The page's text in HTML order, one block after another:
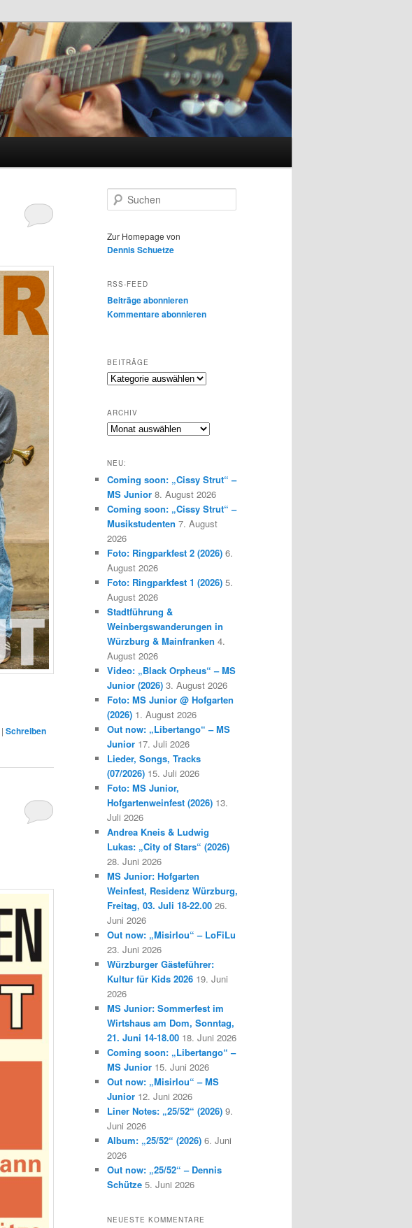
| Schreiben
u
h
e
Zur Homepage von
Dennis Schuetze
RSS-FEED
Beiträge abonnieren
Kommentare abonnieren
BEITRÄGE
Beiträge
ARCHIV
Archiv
NEU:
Coming soon: „Cissy Strut“ –
MS Junior 8. August 2026
Coming soon: „Cissy Strut“ –
Musikstudenten 7. August
2026
Foto: Ringparkfest 2 (2026) 6.
August 2026
Foto: Ringparkfest 1 (2026) 5.
August 2026
Stadtführung &
Weinbergswanderungen in
Würzburg & Mainfranken 4.
August 2026
Video: „Black Orpheus“ – MS
Junior (2026) 3. August 2026
Foto: MS Junior @ Hofgarten
(2026) 1. August 2026
Out now: „Libertango“ – MS
Junior 17. Juli 2026
Lieder, Songs, Tracks
(07/2026) 15. Juli 2026
Foto: MS Junior,
Hofgartenweinfest (2026) 13.
Juli 2026
Andrea Kneis & Ludwig
Lukas: „City of Stars“ (2026)
28. Juni 2026
MS Junior: Hofgarten
Weinfest, Residenz Würzburg,
Freitag, 03. Juli 18-22.00 26.
Juni 2026
Out now: „Misirlou“ – LoFiLu
23. Juni 2026
Würzburger Gästeführer:
Kultur für Kids 2026 19. Juni
2026
MS Junior: Sommerfest im
Wirtshaus am Dom, Sonntag,
21. Juni 14-18.00 18. Juni 2026
Coming soon: „Libertango“ –
MS Junior 15. Juni 2026
Out now: „Misirlou“ – MS
Junior 12. Juni 2026
Liner Notes: „25/52“ (2026) 9.
Juni 2026
Album: „25/52“ (2026) 6. Juni
2026
Out now: „25/52“ – Dennis
Schütze 5. Juni 2026
NEUESTE KOMMENTARE